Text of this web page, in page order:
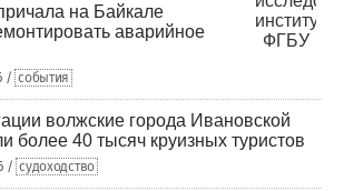
на Байкале
аварийное
/ события
волжские города Ивановской
более 40 тысяч круизных туристов
/ судоходство